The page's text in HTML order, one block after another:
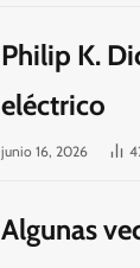
Philip K.
eléctrico
junio 16, 2026
Algunas